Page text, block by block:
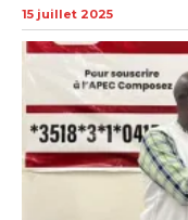
15 juillet 2025